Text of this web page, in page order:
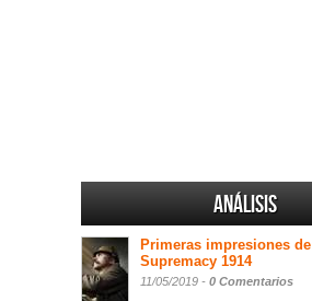
Análisis
Primeras impresiones de
Supremacy 1914
11/05/2019 - 0 Comentarios